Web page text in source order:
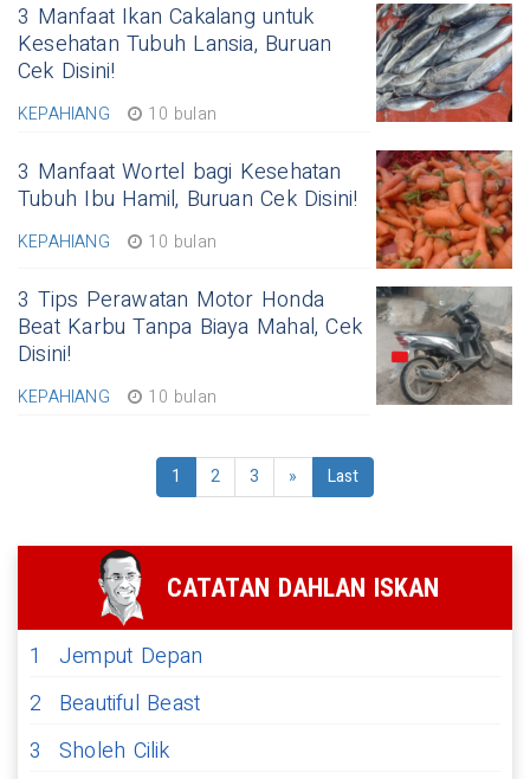
3 Manfaat Ikan Cakalang untuk
Kesehatan Tubuh Lansia, Buruan
Cek Disini!
KEPAHIANG 10 bulan
3 Manfaat Wortel bagi Kesehatan
Tubuh Ibu Hamil, Buruan Cek Disini!
KEPAHIANG 10 bulan
3 Tips Perawatan Motor Honda
Beat Karbu Tanpa Biaya Mahal, Cek
Disini!
KEPAHIANG 10 bulan
1 2 3 » Last
CATATAN DAHLAN ISKAN
1
Jemput Depan
2
Beautiful Beast
3
Sholeh Cilik